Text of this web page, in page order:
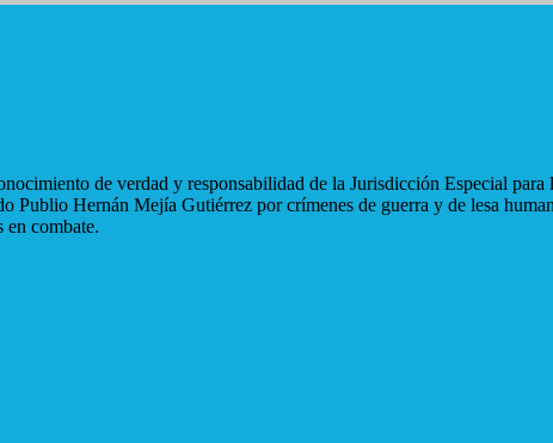
de verdad y responsabilidad de la Jurisdicción Especial
Publio Hernán Mejía Gutiérrez por crímenes de guerra y de lesa
en combate.